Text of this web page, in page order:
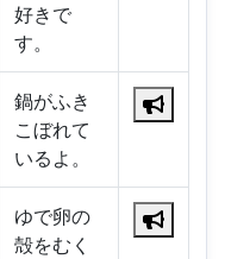
好きで
す。
鍋がふき
こぼれて
いるよ。
ゆで卵の
殻をむく